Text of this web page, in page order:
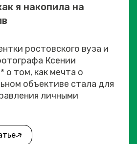
я накопила на
ростовского вуза и
Ксении
о том, как мечта о
объективе стала для
личными